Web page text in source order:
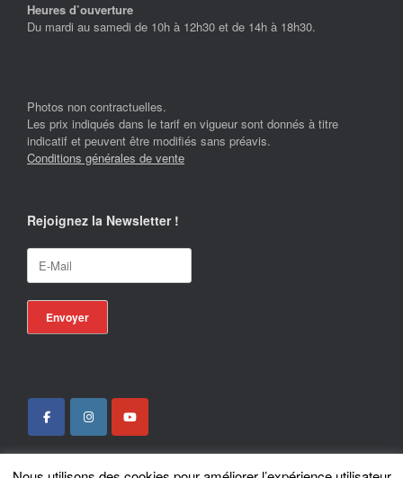
Heures d’ouverture
Du mardi au samedi de 10h à 12h30 et de 14h à 18h30.
Photos non contractuelles.
Les prix indiqués dans le tarif en vigueur sont donnés à titre
indicatif et peuvent être modifiés sans préavis.
Conditions générales de vente
Rejoignez la Newsletter !